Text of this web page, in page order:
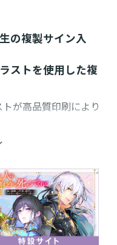
の複製サイン入
ストを使用した複
が高品質印刷により
がりの複製原画をぜ
ん。
す。